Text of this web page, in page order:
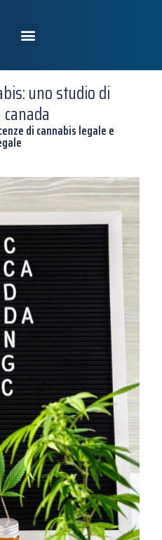
uno studio di
di cannabis legale e